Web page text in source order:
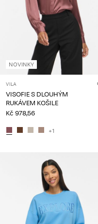
NOVINKY
VILA
VISOFIE S DLOUHÝM
RUKÁVEM KOŠILE
Kč 978,56
+1